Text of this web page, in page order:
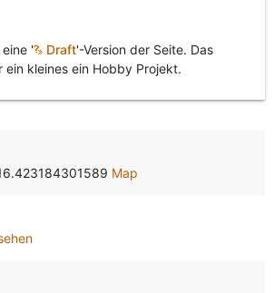
' Draft'-Version der Seite. Das
ein kleines ein Hobby Projekt.
Map